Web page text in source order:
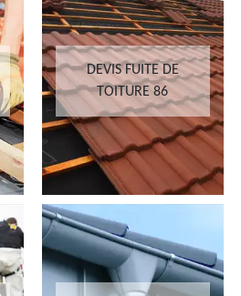
DEVIS FUITE DE
TOITURE 86